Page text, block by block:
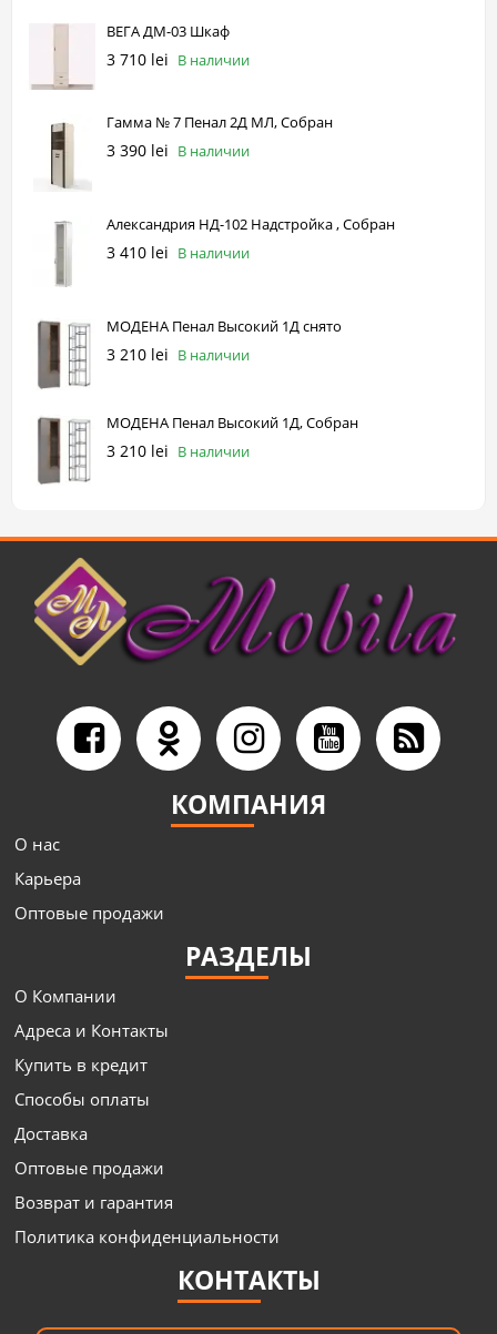
ВЕГА ДМ-03 Шкаф
3 710 lei В наличии
Гамма № 7 Пенал 2Д МЛ, Собран
3 390 lei В наличии
Александрия НД-102 Надстройка , Собран
3 410 lei В наличии
МОДЕНА Пенал Высокий 1Д снято
3 210 lei В наличии
МОДЕНА Пенал Высокий 1Д, Собран
3 210 lei В наличии
КОМПАНИЯ
О нас
Карьера
Оптовые продажи
РАЗДЕЛЫ
О Компании
Адреса и Контакты
Купить в кредит
Способы оплаты
Доставка
Оптовые продажи
Возврат и гарантия
Политика конфиденциальности
КОНТАКТЫ